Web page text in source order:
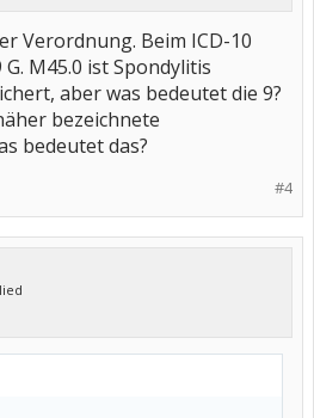
Verordnung. Beim ICD-10
M45.0 ist Spondylitis
aber was bedeutet die 9?
bezeichnete
bedeutet das?
#4